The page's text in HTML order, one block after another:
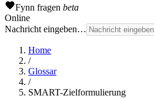
Fynn fragen beta
Online
Nachricht eingeben…
Home
/
Glossar
/
SMART-Zielformulierung